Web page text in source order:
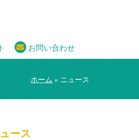
お問い合わせ
ホーム» ニュース
ース